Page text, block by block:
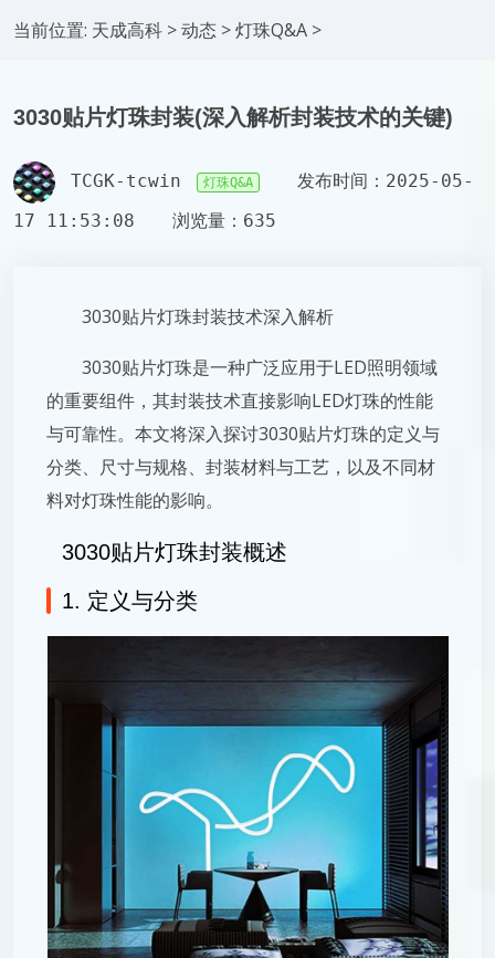
当前位置: 天成高科 >动态 >灯珠Q&A >
3030贴片灯珠封装(深入解析封装技术的关键)
TCGK-tcwin 灯珠Q&A
发布时间：2025-05-
17 11:53:08
浏览量：635
3030贴片灯珠封装技术深入解析
3030贴片灯珠是一种广泛应用于LED照明领域
的重要组件，其封装技术直接影响LED灯珠的性能
与可靠性。本文将深入探讨3030贴片灯珠的定义与
分类、尺寸与规格、封装材料与工艺，以及不同材
料对灯珠性能的影响。
3030贴片灯珠封装概述
1. 定义与分类